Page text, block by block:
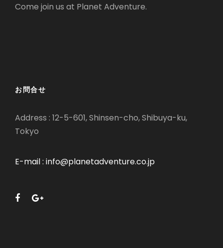
Come join us at Planet Adventure.
お問合せ
Address : 12-5-601, Shinsen-cho, Shibuya-ku,
Tokyo
E-mail : info@planetadventure.co.jp